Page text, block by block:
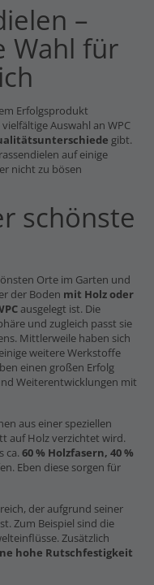
–
Wahl für
Erfolgsprodukt
Auswahl an WPC
gibt.
auf einige
nicht zu bösen
schönste
Orte im Garten und
der Boden mit Holz oder
ausgelegt ist. Die
und zugleich passt sie
Mittlerweile haben sich
weitere Werkstoffe
einen großen Erfolg
Weiterentwicklungen mit
aus einer speziellen
auf Holz verzichtet wird.
ca. 60 % Holzfasern, 40 %
Eben diese sorgen für
der aufgrund seiner
Zum Beispiel sind die
Zusätzlich
hohe Rutschfestigkeit